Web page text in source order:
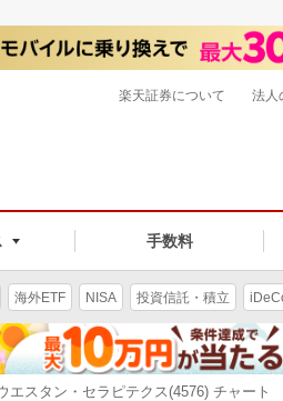
手数料
楽天証券について 法人
海外ETF NISA 投資信託・積立
エスタン・セラピテクス(4576) チャート